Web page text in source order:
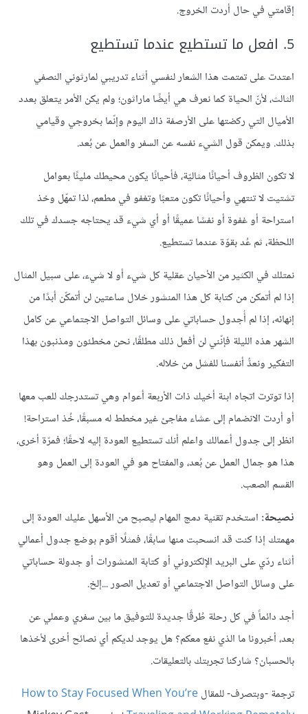
إقامتي في حال أردت الخروج.
5. افعل ما تستطيع عندما تستطيع
اعتدت على تمتمت هذا الشعار لنفسي أثناء تدريبي لمارثوني النصفي
الثالث، لأنّ الحياة كما نعرف هي أيضًا ماراثون؛ ولم يكن الأمر يتعلق بعدد
الأميال التي ركضتها على الأرصفة ذاك اليوم وإنّما بخروجي وقيامي
بذلك. ويمكن قول الشيء نفسه عن السفر والعمل عن بُعد.
لا تكون الظروف أحيانًا مثاليّة، فأحيانًا يكون محيطك مليئًا بعوامل
تشتيت لا تنتهي وأحيانًا تكون متعبًا وتغفو في مطعم، لذا تمهّل وخذ
استراحة أو غفوة أو نفسًا عميقًا أو أي شيء قد يحتاجه جسدك في تلك
اللحظة، ثم عُد بقوّة عندما تستطيع.
نمتلك في الكثير من الأحيان عقلية كل شيء أو لا شيء، على سبيل المثال
إذا لم أتمكن من كتابة كل هذا المنشور خلال ساعتين لن أتمكّن أبدًا من
إنهائه، إذا لم أُجدول حساباتي على وسائل التواصل الاجتماعي عن كامل
الشهر هذه الليلة فإنّني لن أفعل ذلك مطلقًا، نحن مخطئون ومذنبون بهذا
التفكير ونعدُّ أنفسنا للفشل من خلاله.
إذا توترت اتجاه ابنة أخيك ذات الأربعة أعوام وهي تستدرجك للعب معها
أو أردت الانضمام إلى عشاء مفاجئ غير مخطط له مسبقًا، خُذ استراحة!
انظر إلى جدول أعمالك واعلم أنك تستطيع العودة إليه لاحقًا؛ فمرّة أخرى،
هذا هو جمال العمل عن بُعد، والمفتاح هو في العودة إلى العمل وهو
القسم الصعب.
نصيحة: استخدم تقنية دمج المهام ليصبح من الأسهل عليك العودة إلى
مهمتك إذا كنت قد انسحبت منها سابقًا، فمثلًا أقوم بوضع جدول أعمالي
أثناء ردّي على البريد الإلكتروني أو كتابة المنشورات أو جدولة حساباتي
على وسائل التواصل الاجتماعي أو تعديل الصور ...إلخ.
أجد دائماً في كل رحلة طُرقًا جديدة للتوفيق ما بين سفري وعملي عن
بعد، أخبرونا ما الذي نفع معكم؟ هل يوجد لديكم أي نصائح أخرى لأخذها
بالحسبان؟ شاركنا تجربتك بالتعليقات.
ترجمة -وبتصرف- للمقالHow to Stay Focused When You’re